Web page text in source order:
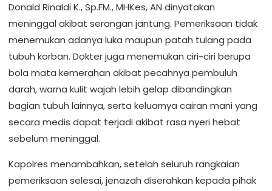
Donald Rinaldi K., Sp.FM., MHKes, AN dinyatakan
meninggal akibat serangan jantung. Pemeriksaan tidak
menemukan adanya luka maupun patah tulang pada
tubuh korban. Dokter juga menemukan ciri-ciri berupa
bola mata kemerahan akibat pecahnya pembuluh
darah, warna kulit wajah lebih gelap dibandingkan
bagian tubuh lainnya, serta keluarnya cairan mani yang
secara medis dapat terjadi akibat rasa nyeri hebat
sebelum meninggal.
Kapolres menambahkan, setelah seluruh rangkaian
pemeriksaan selesai, jenazah diserahkan kepada pihak